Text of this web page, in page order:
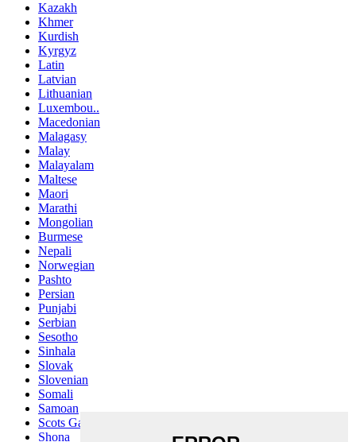
Kazakh
Khmer
Kurdish
Kyrgyz
Latin
Latvian
Lithuanian
Luxembou..
Macedonian
Malagasy
Malay
Malayalam
Maltese
Maori
Marathi
Mongolian
Burmese
Nepali
Norwegian
Pashto
Persian
Punjabi
Serbian
Sesotho
Sinhala
Slovak
Slovenian
Somali
Samoan
Scots Gaelic
Shona